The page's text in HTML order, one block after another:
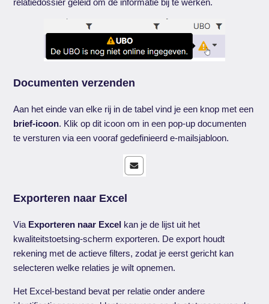
relatiedossier geleid om de informatie bij te werken.
Documenten verzenden
Aan het einde van elke rij in de tabel vind je een knop met een
brief-icoon. Klik op dit icoon om in een pop-up documenten
te versturen via een vooraf gedefinieerd e-mailsjabloon.
Exporteren naar Excel
Via Exporteren naar Excel kan je de lijst uit het
kwaliteitstoetsing-scherm exporteren. De export houdt
rekening met de actieve filters, zodat je eerst gericht kan
selecteren welke relaties je wilt opnemen.
Het Excel-bestand bevat per relatie onder andere